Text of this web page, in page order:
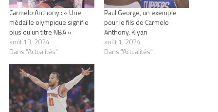
Carmelo Anthony : « Une
médaille olympique signifie
plus qu’un titre NBA »
août 13, 2024
Dans "Actualités"
Paul George, un exemple
pour le fils de Carmelo
Anthony, Kiyan
août 1, 2024
Dans "Actualités"